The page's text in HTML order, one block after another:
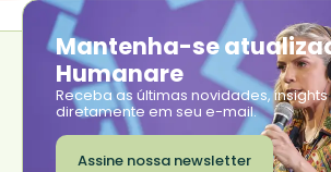
Mantenha-se
Humanare
Receba as últimas novidades,
diretamente em seu e-mail.
Assine nossa newsletter